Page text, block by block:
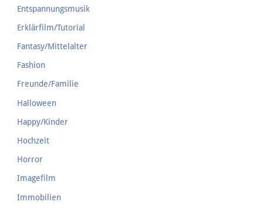
Entspannungsmusik
Erklärfilm/Tutorial
Fantasy/Mittelalter
Fashion
Freunde/Familie
Halloween
Happy/Kinder
Hochzeit
Horror
Imagefilm
Immobilien